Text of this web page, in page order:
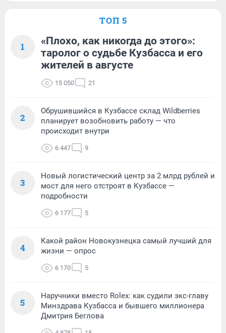
ТОП 5
1
«Плохо, как никогда до этого»:
таролог о судьбе Кузбасса и его
жителей в августе
15 050 21
2
Обрушившийся в Кузбассе склад Wildberries
планирует возобновить работу — что
происходит внутри
6 447 9
3
Новый логистический центр за 2 млрд рублей и
мост для него отстроят в Кузбассе —
подробности
6 177 5
4
Какой район Новокузнецка самый лучший для
жизни — опрос
6 170 5
5
Наручники вместо Rolex: как судили экс-главу
Минздрава Кузбасса и бывшего миллионера
Дмитрия Беглова